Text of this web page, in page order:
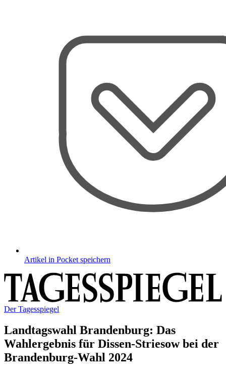
Artikel in Pocket speichern
Der Tagesspiegel
Landtagswahl Brandenburg: Das
Wahlergebnis für Dissen-Striesow bei der
Brandenburg-Wahl 2024